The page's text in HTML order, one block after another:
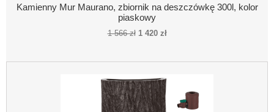
Kamienny Mur Maurano, zbiornik na deszczówkę 300l, kolor
piaskowy
1 566 zł 1 420 zł